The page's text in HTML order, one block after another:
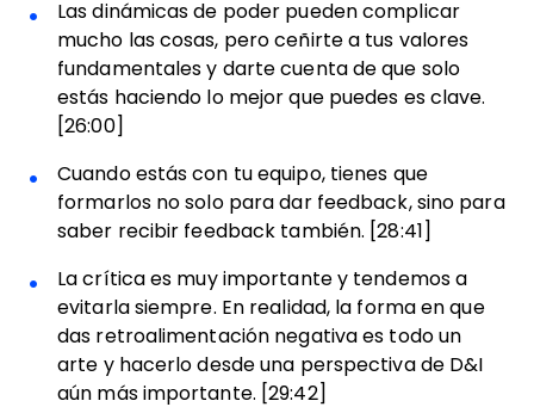
Las dinámicas de poder pueden complicar
mucho las cosas, pero ceñirte a tus valores
fundamentales y darte cuenta de que solo
estás haciendo lo mejor que puedes es clave.
[26:00]
Cuando estás con tu equipo, tienes que
formarlos no solo para dar feedback, sino para
saber recibir feedback también. [28:41]
La crítica es muy importante y tendemos a
evitarla siempre. En realidad, la forma en que
das retroalimentación negativa es todo un
arte y hacerlo desde una perspectiva de D&I
aún más importante. [29:42]